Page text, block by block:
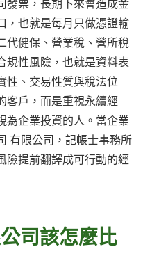
發票，長期下來會造成金
，也就是每月只做憑證輸
代健保、營業稅、營所稅
規性風險，也就是資料表
性、交易性質與稅法位
客戶，而是重視永續經
為企業投資的人。當企業
有限公司，記帳士事務所
險提前翻譯成可行動的經
司該怎麼比